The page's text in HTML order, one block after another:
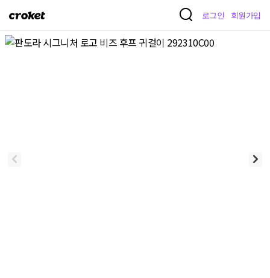
크
켓
로그인 회원가입